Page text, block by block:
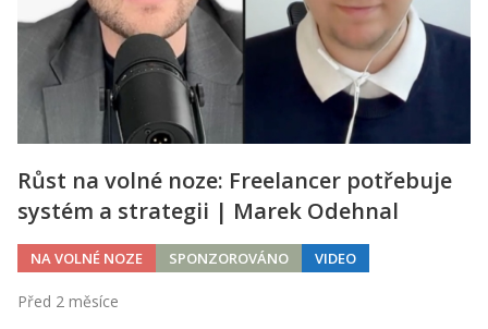
Růst na volné noze: Freelancer potřebuje
systém a strategii | Marek Odehnal
NA VOLNÉ NOZE SPONZOROVÁNO VIDEO
Před 2 měsíce